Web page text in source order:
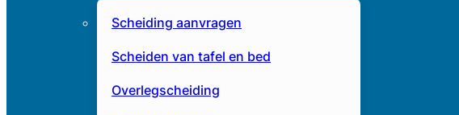
Scheiding aanvragen
Scheiden van tafel en bed
Overlegscheiding